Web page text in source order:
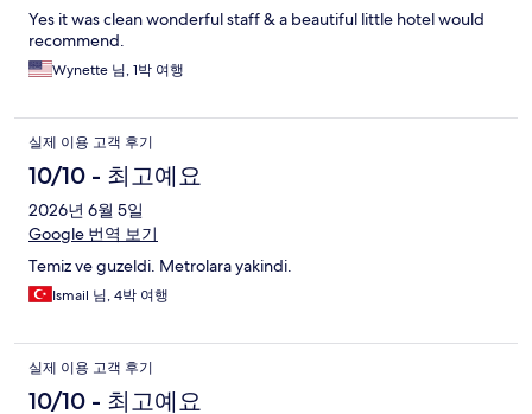
Yes it was clean wonderful staff & a beautiful little hotel would
recommend.
Wynette 님, 1박 여행
실제 이용 고객 후기
10/10 - 최고예요
2026년 6월 5일
Google 번역 보기
Temiz ve guzeldi. Metrolara yakindi.
Ismail 님, 4박 여행
실제 이용 고객 후기
10/10 - 최고예요